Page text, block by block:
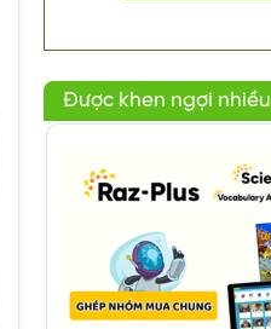
Được khen ngợi nhiều